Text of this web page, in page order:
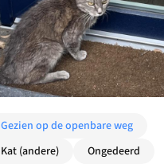
Gezien op de openbare weg
Kat (andere)
Ongedeerd